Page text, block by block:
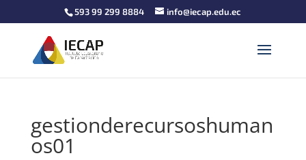
593 99 299 8884 info@iecap.edu.ec
gestionderecursoshuman
os01